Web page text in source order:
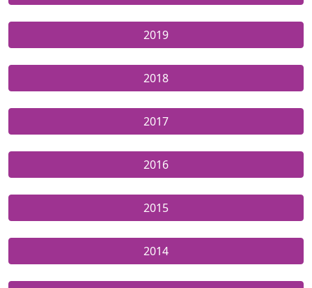
2019
2018
2017
2016
2015
2014